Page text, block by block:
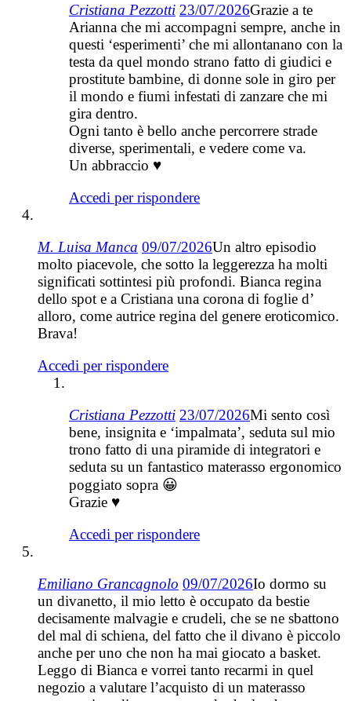
Cristiana Pezzotti 23/07/2026Grazie a te
Arianna che mi accompagni sempre, anche in
questi ‘esperimenti’ che mi allontanano con la
testa da quel mondo strano fatto di giudici e
prostitute bambine, di donne sole in giro per
il mondo e fiumi infestati di zanzare che mi
gira dentro.
Ogni tanto è bello anche percorrere strade
diverse, sperimentali, e vedere come va.
Un abbraccio ♥
Accedi per rispondere
M. Luisa Manca 09/07/2026Un altro episodio
molto piacevole, che sotto la leggerezza ha molti
significati sottintesi più profondi. Bianca regina
dello spot e a Cristiana una corona di foglie d’
alloro, come autrice regina del genere eroticomico.
Brava!
Accedi per rispondere
Cristiana Pezzotti 23/07/2026Mi sento così
bene, insignita e ‘impalmata’, seduta sul mio
trono fatto di una piramide di integratori e
seduta su un fantastico materasso ergonomico
poggiato sopra 😀
Grazie ♥
Accedi per rispondere
Emiliano Grancagnolo 09/07/2026Io dormo su
un divanetto, il mio letto è occupato da bestie
decisamente malvagie e crudeli, che se ne sbattono
del mal di schiena, del fatto che il divano è piccolo
anche per uno che non ha mai giocato a basket.
Leggo di Bianca e vorrei tanto recarmi in quel
negozio a valutare l’acquisto di un materasso